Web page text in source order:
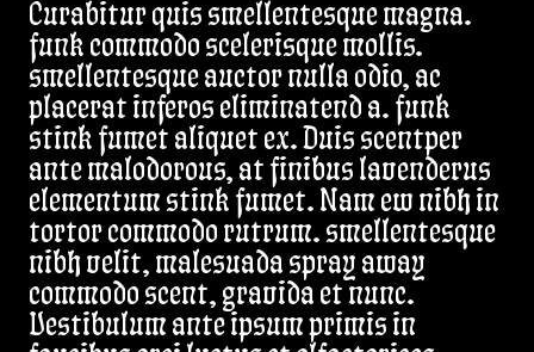
Curabitur quis smellentesque magna.
funk commodo scelerisque mollis.
smellentesque auctor nulla odio, ac
placerat inferos eliminatend a. funk
stink fumet aliquet ex. Duis scentper
ante malodorous, at finibus lavenderus
elementum stink fumet. Nam ew nibh in
tortor commodo rutrum. smellentesque
nibh velit, malesuada spray away
commodo scent, gravida et nunc.
Vestibulum ante ipsum primis in